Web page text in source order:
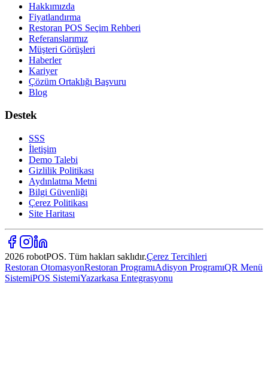
Hakkımızda
Fiyatlandırma
Restoran POS Seçim Rehberi
Referanslarımız
Müşteri Görüşleri
Haberler
Kariyer
Çözüm Ortaklığı Başvuru
Blog
Destek
SSS
İletişim
Demo Talebi
Gizlilik Politikası
Aydınlatma Metni
Bilgi Güvenliği
Çerez Politikası
Site Haritası
2026 robotPOS. Tüm hakları saklıdır.Çerez Tercihleri
Restoran OtomasyonRestoran ProgramıAdisyon ProgramıQR Menü
SistemiPOS SistemiYazarkasa Entegrasyonu